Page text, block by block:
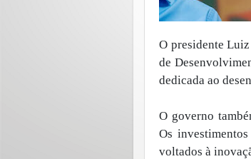
O presidente
de
dedicada ao
O governo
Os
voltados à